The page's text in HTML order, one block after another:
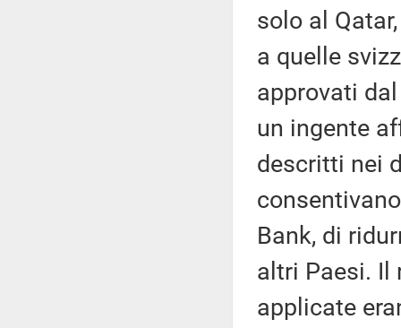
solo al
a quelle
approvati
un ingente
descritti nei
Bank, di
altri Paesi. Il
applicate